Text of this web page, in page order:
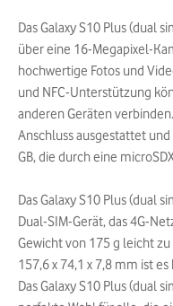
Das Galaxy S10 Plus (dual
über eine 16-Megapixel-
hochwertige Fotos und
und NFC-Unterstützung
anderen Geräten
Anschluss ausgestattet
GB, die durch eine
Das Galaxy S10 Plus (dual
Dual-SIM-Gerät, das 4G-
Gewicht von 175 g leicht
157,6 x 74,1 x 7,8 mm ist
Das Galaxy S10 Plus (dual